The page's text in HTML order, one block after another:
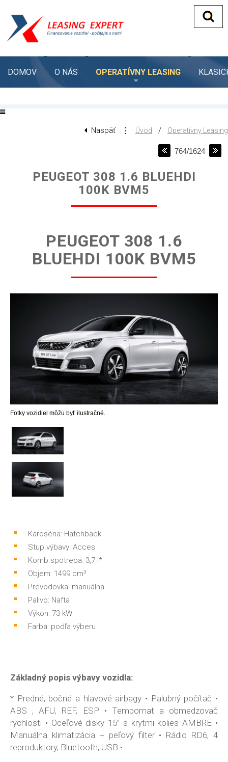
DOMOV O NÁS OPERATÍVNY LEASING
Naspäť ⋮ Úvod / Operatívny Leasing
764/1624
PEUGEOT 308 1.6 BLUEHDI
100K BVM5
PEUGEOT 308 1.6
BLUEHDI 100K BVM5
Fotky vozidiel môžu byť ilustračné.
Karoséria: Hatchback
Stup.výbavy: Acces
Komb.spotreba: 3,7 l*
Objem: 1499 cm³
Prevodovka: manuálna
Palivo: Nafta
Výkon: 73 kW
Farba: podľa výberu
Základný popis výbavy vozidla:
* Predné, bočné a hlavové airbagy • Palubný počítač •
ABS , AFU, REF, ESP • Tempomat a obmedzovač
rýchlosti • Oceľové disky 15” s krytmi kolies AMBRE •
Manuálna klimatizácia + peľový filter • Rádio RD6, 4
reproduktory, Bluetooth, USB •